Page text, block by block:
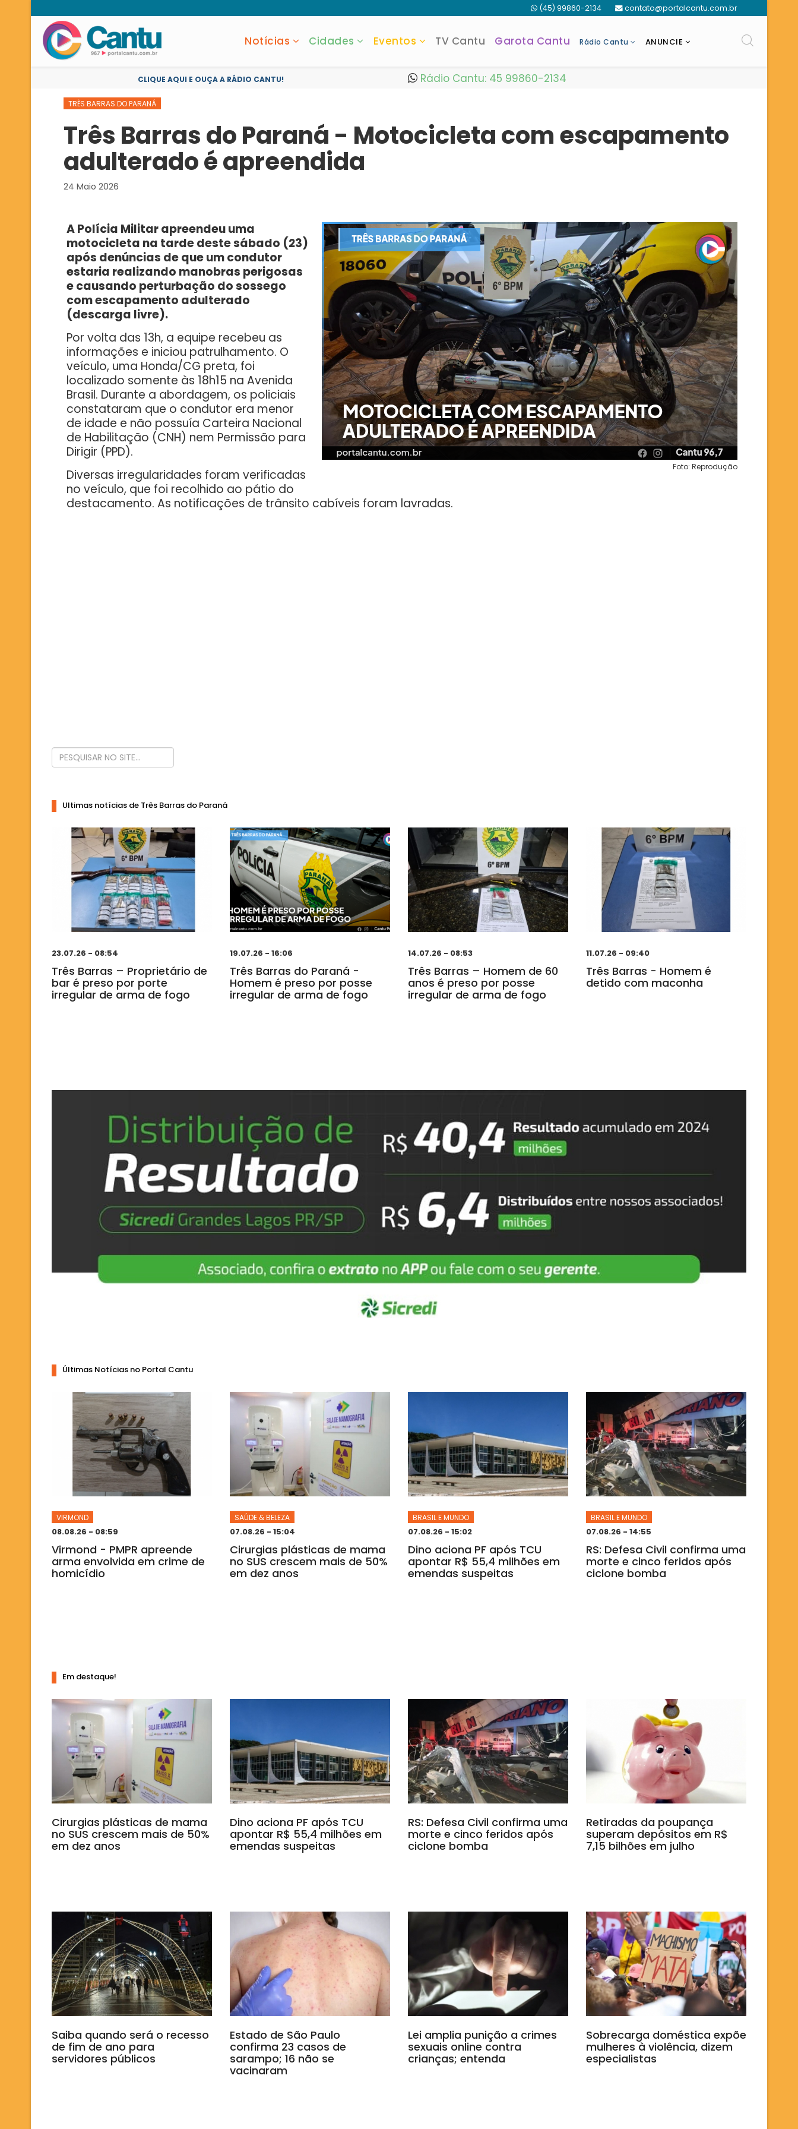
(45) 99860-2134 contato@portalcantu.com.br
Notícias Cidades Eventos TV Cantu Garota Cantu Rádio Cantu ANUNCIE
CLIQUE AQUI E OUÇA A RÁDIO CANTU! Rádio Cantu: 45 99860-2134
TRÊS BARRAS DO PARANÁ
Três Barras do Paraná - Motocicleta com escapamento
adulterado é apreendida
24 Maio 2026
Foto: Reprodução
A Polícia Militar apreendeu uma
motocicleta na tarde deste sábado (23)
após denúncias de que um condutor
estaria realizando manobras perigosas
e causando perturbação do sossego
com escapamento adulterado
(descarga livre).
Por volta das 13h, a equipe recebeu as
informações e iniciou patrulhamento. O
veículo, uma Honda/CG preta, foi
localizado somente às 18h15 na Avenida
Brasil. Durante a abordagem, os policiais
constataram que o condutor era menor
de idade e não possuía Carteira Nacional
de Habilitação (CNH) nem Permissão para
Dirigir (PPD).
Diversas irregularidades foram verificadas
no veículo, que foi recolhido ao pátio do
destacamento. As notificações de trânsito cabíveis foram lavradas.
Ultimas notícias de Três Barras do Paraná
23.07.26 - 08:54
Três Barras – Proprietário de
bar é preso por porte
irregular de arma de fogo
19.07.26 - 16:06
Três Barras do Paraná -
Homem é preso por posse
irregular de arma de fogo
14.07.26 - 08:53
Três Barras – Homem de 60
anos é preso por posse
irregular de arma de fogo
11.07.26 - 09:40
Três Barras - Homem é
detido com maconha
Últimas Notícias no Portal Cantu
VIRMOND
08.08.26 - 08:59
Virmond - PMPR apreende
arma envolvida em crime de
homicídio
SAÚDE & BELEZA
07.08.26 - 15:04
Cirurgias plásticas de mama
no SUS crescem mais de 50%
em dez anos
BRASIL E MUNDO
07.08.26 - 15:02
Dino aciona PF após TCU
apontar R$ 55,4 milhões em
emendas suspeitas
BRASIL E MUNDO
07.08.26 - 14:55
RS: Defesa Civil confirma uma
morte e cinco feridos após
ciclone bomba
Em destaque!
Cirurgias plásticas de mama
no SUS crescem mais de 50%
em dez anos
Dino aciona PF após TCU
apontar R$ 55,4 milhões em
emendas suspeitas
RS: Defesa Civil confirma uma
morte e cinco feridos após
ciclone bomba
Retiradas da poupança
superam depósitos em R$
7,15 bilhões em julho
Saiba quando será o recesso
de fim de ano para
servidores públicos
Estado de São Paulo
confirma 23 casos de
sarampo; 16 não se
vacinaram
Lei amplia punição a crimes
sexuais online contra
crianças; entenda
Sobrecarga doméstica expõe
mulheres à violência, dizem
especialistas